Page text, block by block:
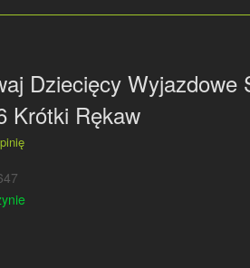
Dziecięcy Wyjazdowe
Krótki Rękaw